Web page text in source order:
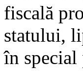
fiscală
statului,
în